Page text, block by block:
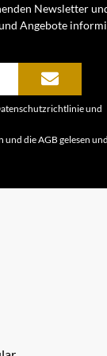
Newsletter
Angebote
und
und dieAGB gelesen